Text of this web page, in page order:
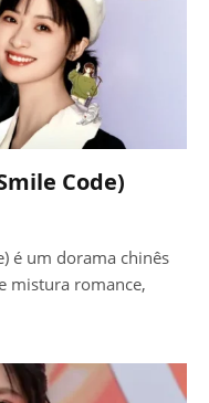
Code)
é um dorama chinês
mistura romance,